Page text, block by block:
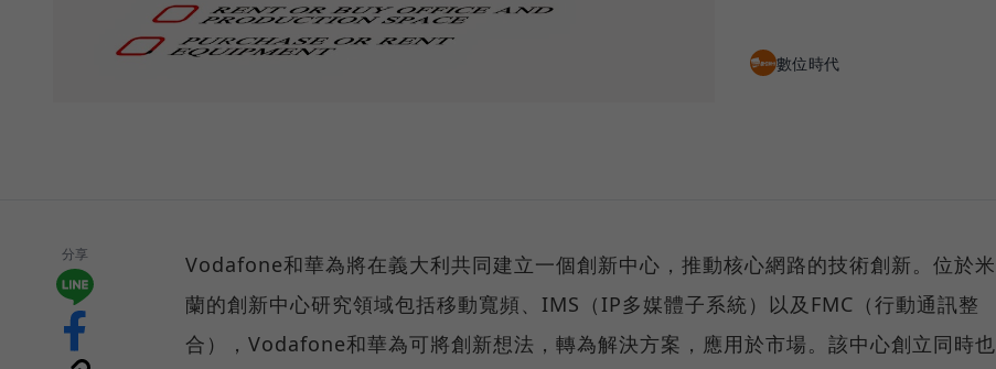
數位時代
分享
Vodafone和華為將在義大利共同建立一個創新中心，推動核心網路的技術創新。位於米
蘭的創新中心研究領域包括移動寬頻、IMS（IP多媒體子系統）以及FMC（行動通訊整
合），Vodafone和華為可將創新想法，轉為解決方案，應用於市場。該中心創立同時也